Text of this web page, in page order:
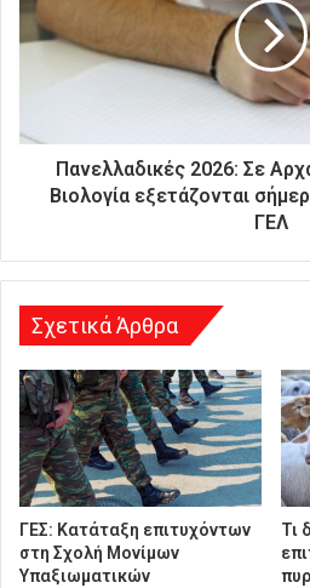
ύ
η
Πανελλαδικές 2026: Σε
Βιολογία εξετάζονται
ΓΕΛ
Σχετικά Άρθρα
ΓΕΣ: Κατάταξη επιτυχόντων
στη Σχολή Μονίμων
Υπαξιωματικών
Τι